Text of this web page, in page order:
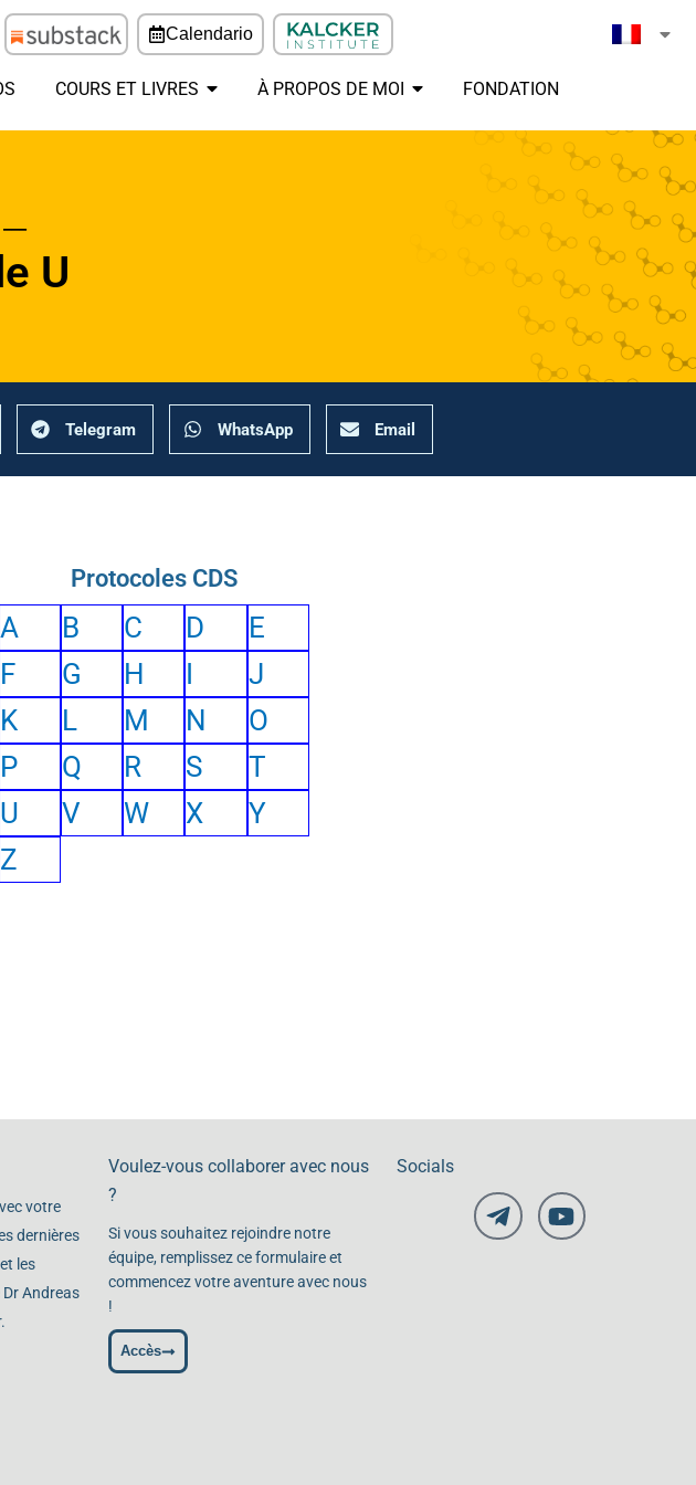
Calendario
COURS ET LIVRES À PROPOS DE MOI FONDATION
U
Telegram WhatsApp Email
Protocoles CDS
A B C D
E
F
G H I
J
K
L M N
O
P
Q R S
T
U
V W X
Y
Z
votre
dernières
les
Andreas
Voulez-vous collaborer avec nous
?
Si vous souhaitez rejoindre notre
équipe, remplissez ce formulaire et
commencez votre aventure avec nous
!
Accès
Socials